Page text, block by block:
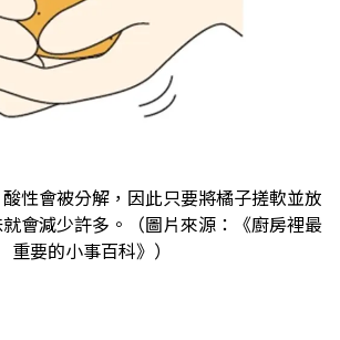
性會被分解，因此只要將橘子搓軟並放
會減少許多。（圖片來源：《廚房裡最
重要的小事百科》）